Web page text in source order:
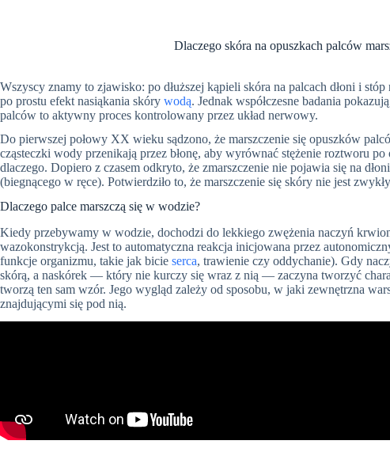
Dlaczego skóra na opuszkach palców
Wszyscy znamy to zjawisko: po dłuższej kąpieli skóra na palcach dłoni i
po prostu efekt nasiąkania skóry wodą. Jednak współczesne badania
palców to aktywny proces kontrolowany przez układ nerwowy.
Do pierwszej połowy XX wieku sądzono, że marszczenie się opuszków
cząsteczki wody przenikają przez błonę, aby wyrównać stężenie roztworu
dlaczego. Dopiero z czasem odkryto, że zmarszczenie nie pojawia się na
(biegnącego w ręce). Potwierdziło to, że marszczenie się skóry nie jest
Dlaczego palce marszczą się w wodzie?
Kiedy przebywamy w wodzie, dochodzi do lekkiego zwężenia naczyń
wazokonstrykcją. Jest to automatyczna reakcja inicjowana przez
funkcje organizmu, takie jak bicie serca, trawienie czy oddychanie). Gdy
skórą, a naskórek — który nie kurczy się wraz z nią — zaczyna tworzyć
tworzą ten sam wzór. Jego wygląd zależy od sposobu, w jaki zewnętrzna
znajdującymi się pod nią.